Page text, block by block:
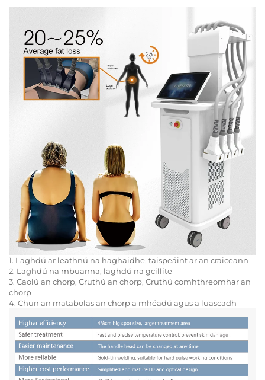
1. Laghdú ar leathnú na haghaidhe, taispeáint ar an craiceann
2. Laghdú na mbuanna, laghdú na gcillíte
3. Caolú an chorp, Cruthú an chorp, Cruthú comhthreomhar an
chorp
4. Chun an matabolas an chorp a mhéadú agus a luascadh